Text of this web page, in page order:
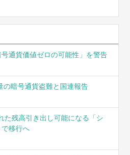
通貨価値ゼロの可能性」を警告
の暗号通貨盗難と国連報告
た残高引き出し可能になる「シ
移行へ